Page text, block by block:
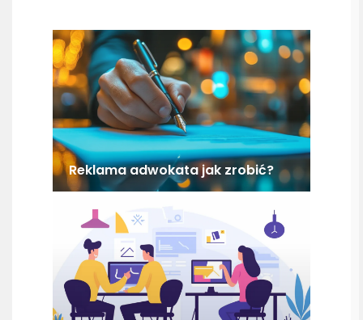
Reklama adwokata jak zrobić?